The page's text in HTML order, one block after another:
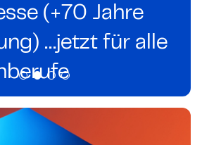
(+70 Jahre
…jetzt für alle